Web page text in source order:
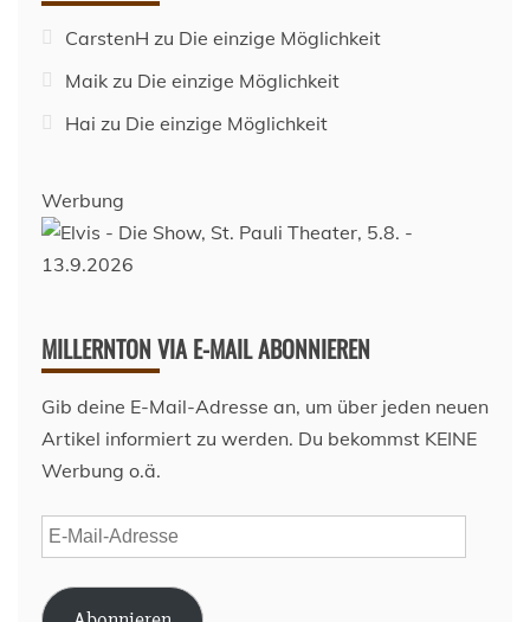
CarstenH zu Die einzige Möglichkeit
Maik zu Die einzige Möglichkeit
Hai zu Die einzige Möglichkeit
Werbung
MILLERNTON VIA E-MAIL ABONNIEREN
Gib deine E-Mail-Adresse an, um über jeden neuen
Artikel informiert zu werden. Du bekommst KEINE
Werbung o.ä.
E-
Mail-
Adresse